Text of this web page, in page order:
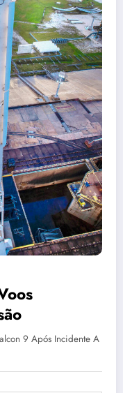
9 Após Incidente A